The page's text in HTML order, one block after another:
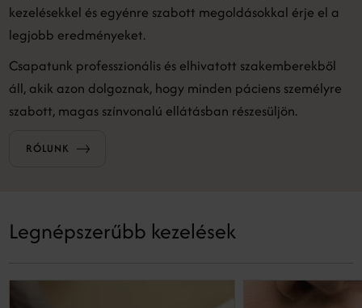
kezelésekkel és egyénre szabott megoldásokkal érje el a
legjobb eredményeket.
Csapatunk professzionális és elhivatott szakemberekből
áll, akik azon dolgoznak, hogy minden páciens személyre
szabott, magas színvonalú ellátásban részesüljön.
RÓLUNK
Legnépszerűbb kezelések